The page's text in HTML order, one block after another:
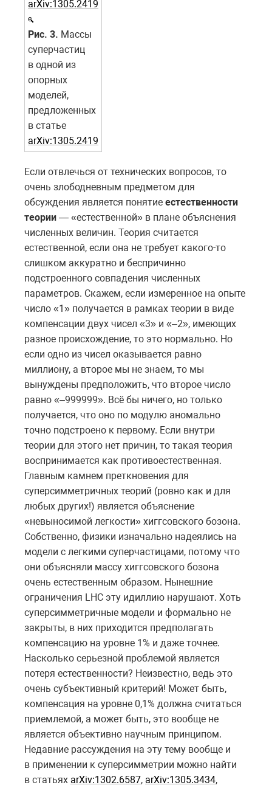
Рис. 3. Массы
суперчастиц
в одной из
опорных
моделей,
предложенных
в статье
arXiv:1305.2419
Если отвлечься от технических вопросов, то
очень злободневным предметом для
обсуждения является понятие естественности
теории — «естественной» в плане объяснения
численных величин. Теория считается
естественной, если она не требует какого-то
слишком аккуратно и беспричинно
подстроенного совпадения численных
параметров. Скажем, если измеренное на опыте
число «1» получается в рамках теории в виде
компенсации двух чисел «3» и «–2», имеющих
разное происхождение, то это нормально. Но
если одно из чисел оказывается равно
миллиону, а второе мы не знаем, то мы
вынуждены предположить, что второе число
равно «–999999». Всё бы ничего, но только
получается, что оно по модулю аномально
точно подстроено к первому. Если внутри
теории для этого нет причин, то такая теория
воспринимается как противоестественная.
Главным камнем преткновения для
суперсимметричных теорий (ровно как и для
любых других!) является объяснение
«невыносимой легкости» хиггсовского бозона.
Собственно, физики изначально надеялись на
модели с легкими суперчастицами, потому что
они объясняли массу хиггсовского бозона
очень естественным образом. Нынешние
ограничения LHC эту идиллию нарушают. Хоть
суперсимметричные модели и формально не
закрыты, в них приходится предполагать
компенсацию на уровне 1% и даже точнее.
Насколько серьезной проблемой является
потеря естественности? Неизвестно, ведь это
очень субъективный критерий! Может быть,
компенсация на уровне 0,1% должна считаться
приемлемой, а может быть, это вообще не
является объективно научным принципом.
Недавние рассуждения на эту тему вообще и
в применении к суперсимметрии можно найти
в статьях arXiv:1302.6587, arXiv:1305.3434,